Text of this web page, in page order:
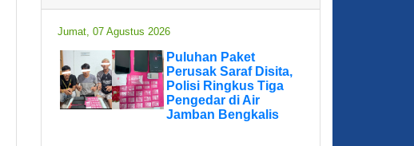
Jumat, 07 Agustus 2026
Puluhan Paket
Perusak Saraf Disita,
Polisi Ringkus Tiga
Pengedar di Air
Jamban Bengkalis